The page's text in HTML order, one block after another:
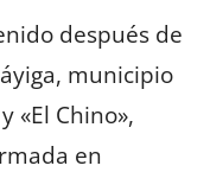
después de
municipio
«El Chino»,
en